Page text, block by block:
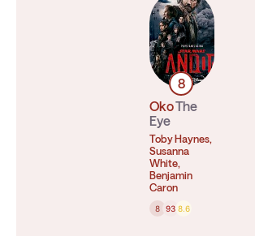
8
OkoThe
Eye
Toby Haynes,
Susanna
White,
Benjamin
Caron
8 93 8.6